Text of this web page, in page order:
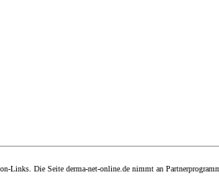
Links. Die Seite derma-net-online.de nimmt an